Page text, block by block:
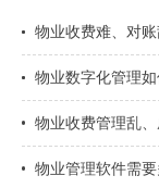
物业收费难、对
物业数字化管理
物业收费管理乱